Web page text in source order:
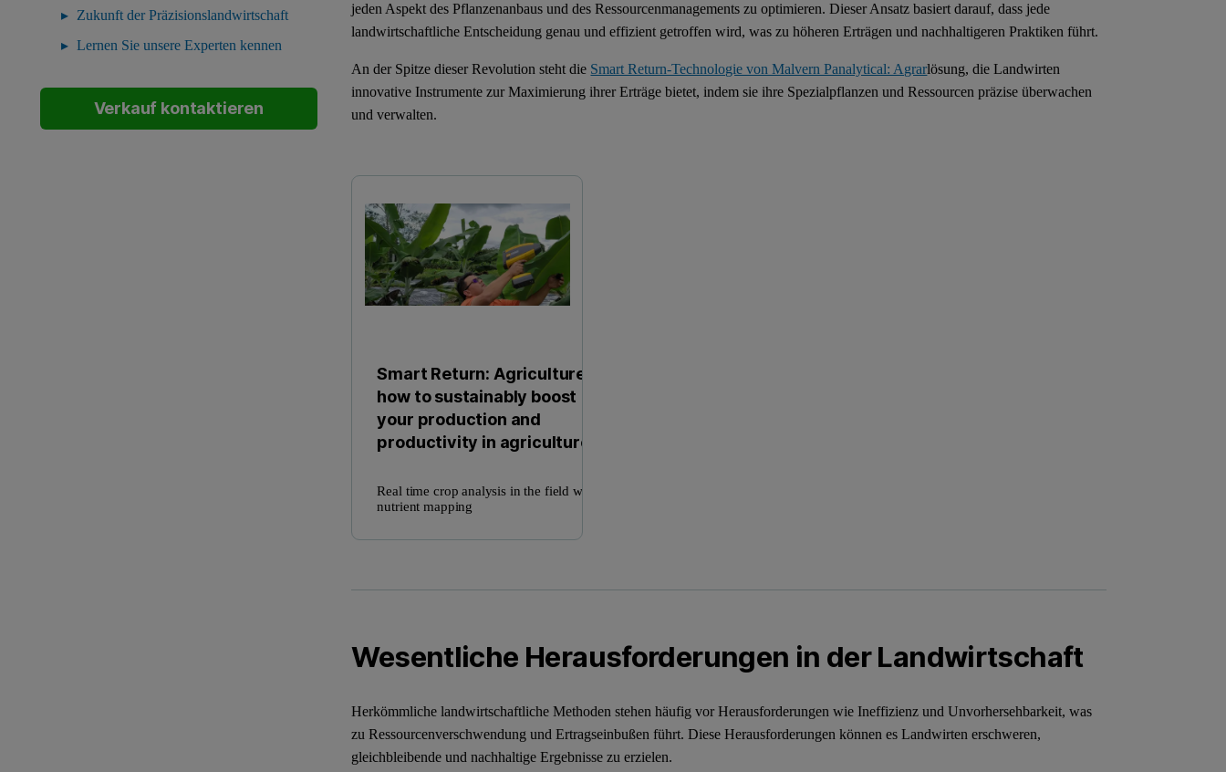
Zukunft der Präzisionslandwirtschaft
Lernen Sie unsere Experten kennen
Verkauf kontaktieren
jeden Aspekt des Pflanzenanbaus und des Ressourcenmanagements zu optimieren. Dieser Ansatz basiert darauf, dass jede
landwirtschaftliche Entscheidung genau und effizient getroffen wird, was zu höheren Erträgen und nachhaltigeren Praktiken führt.
An der Spitze dieser Revolution steht die Smart Return-Technologie von Malvern Panalytical: Agrarlösung, die Landwirten
innovative Instrumente zur Maximierung ihrer Erträge bietet, indem sie ihre Spezialpflanzen und Ressourcen präzise überwachen
und verwalten.
Smart Return: Agriculture -
how to sustainably boost
your production and
productivity in agriculture
Real time crop analysis in the field with
nutrient mapping
Wesentliche Herausforderungen in der Landwirtschaft
Herkömmliche landwirtschaftliche Methoden stehen häufig vor Herausforderungen wie Ineffizienz und Unvorhersehbarkeit, was
zu Ressourcenverschwendung und Ertragseinbußen führt. Diese Herausforderungen können es Landwirten erschweren,
gleichbleibende und nachhaltige Ergebnisse zu erzielen.